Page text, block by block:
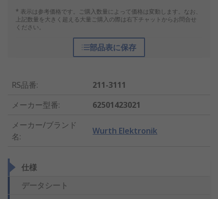
* 表示は参考価格です。ご購入数量によって価格は変動します。なお、
上記数量を大きく超える大量ご購入の際は右下チャットからお問合せ
ください。
部品表に保存
RS品番:
211-3111
メーカー型番:
62501423021
メーカー/ブランド
名:
Wurth Elektronik
仕様
データシート